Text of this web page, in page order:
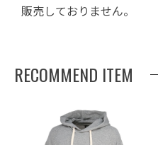
販売しておりません。
RECOMMEND ITEM